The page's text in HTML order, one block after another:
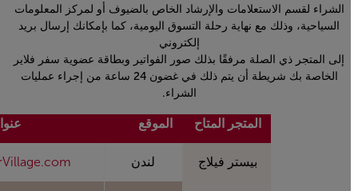
الشراء لقسم الاستعلامات والإرشاد الخاص بالضيوف أو لمركز المعلومات
السياحية، وذلك مع نهاية رحلة التسوق اليومية، كما بإمكانك إرسال بريد
إلكتروني
إلى المتجر ذي الصلة مرفقًا بذلك صور الفواتير وبطاقة عضوية سفر فلاير
الخاصة بك شريطة أن يتم ذلك في غضون 24 ساعة من إجراء عمليات
الشراء.
المتجر المتاح الموقع
بيستر فيلاج لندن